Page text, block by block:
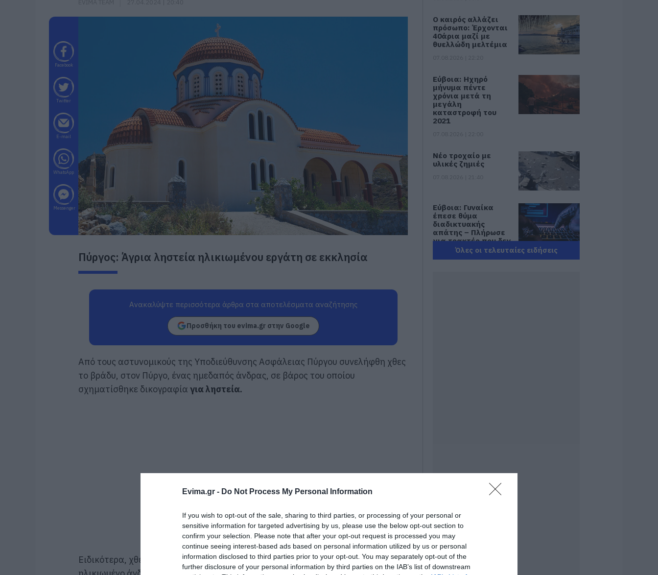
Evima.gr - Do Not Process My Personal Information
If you wish to opt-out of the sale, sharing to third parties, or processing of your personal or
sensitive information for targeted advertising by us, please use the below opt-out section to
confirm your selection. Please note that after your opt-out request is processed you may
continue seeing interest-based ads based on personal information utilized by us or personal
information disclosed to third parties prior to your opt-out. You may separately opt-out of the
further disclosure of your personal information by third parties on the IAB’s list of downstream
Facebook
Twitter
E-mail
WhatsApp
Messenger
Πύργος: Άγρια ληστεία ηλικιωμένου εργάτη σε εκκλησία
Ανακαλύψτε περισσότερα άρθρα στα αποτελέσματα αναζήτησης
Προσθήκη του evima.gr στην Google
Από τους αστυνομικούς της Υποδιεύθυνσης Ασφάλειας Πύργου συνελήφθη χθες
το βράδυ, στον Πύργο, ένας ημεδαπός άνδρας, σε βάρος του οποίου
σχηματίσθηκε δικογραφία για ληστεία.
Ειδικότερα, χθες το μεσημέρι, στην Ηλεία, ο κατηγορούμενος επιτέθηκε σε
Ο καιρός αλλάζει
πρόσωπο: Έρχονται
40άρια μαζί με
θυελλώδη μελτέμια
Εύβοια: Ηχηρό
μήνυμα πέντε
χρόνια μετά τη
μεγάλη
καταστροφή του
2021
Νέο τροχαίο με
υλικές ζημιές
Εύβοια: Γυναίκα
έπεσε θύμα
διαδικτυακής
απάτης – Πλήρωσε
για τρακτέρ που δεν
παρέλαβε
Δείτε τι έκανε
Μητέρα και γιος οι
σύγκρουση
αυτοκινήτου με
φορτηγό
07.08.2026 | 19:40
Όλες οι τελευταίες ειδήσεις